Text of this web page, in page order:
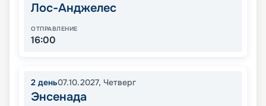
Лос-Анджелес
ОТПРАВЛЕНИЕ
16:00
2 день07.10.2027, Четверг
Энсенада